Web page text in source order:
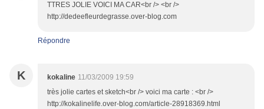
TTRES JOLIE VOICI MA CAR<br /> <br />
http://dedeefleurdegrasse.over-blog.com
Répondre
K kokaline 11/03/2009 19:59
très jolie cartes et sketch<br /> voici ma carte : <br />
http://kokalinelife.over-blog.com/article-28918369.html